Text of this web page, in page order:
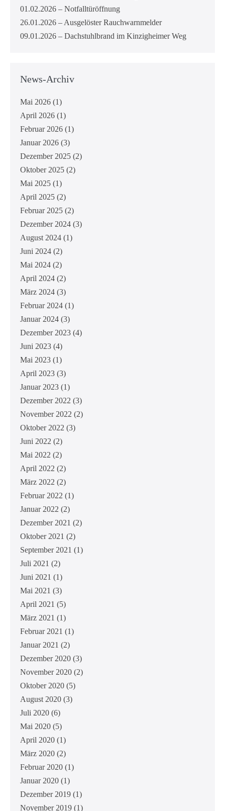
01.02.2026 – Notfalltüröffnung
26.01.2026 – Ausgelöster Rauchwarnmelder
09.01.2026 – Dachstuhlbrand im Kinzigheimer Weg
News-Archiv
Mai 2026 (1)
April 2026 (1)
Februar 2026 (1)
Januar 2026 (3)
Dezember 2025 (2)
Oktober 2025 (2)
Mai 2025 (1)
April 2025 (2)
Februar 2025 (2)
Dezember 2024 (3)
August 2024 (1)
Juni 2024 (2)
Mai 2024 (2)
April 2024 (2)
März 2024 (3)
Februar 2024 (1)
Januar 2024 (3)
Dezember 2023 (4)
Juni 2023 (4)
Mai 2023 (1)
April 2023 (3)
Januar 2023 (1)
Dezember 2022 (3)
November 2022 (2)
Oktober 2022 (3)
Juni 2022 (2)
Mai 2022 (2)
April 2022 (2)
März 2022 (2)
Februar 2022 (1)
Januar 2022 (2)
Dezember 2021 (2)
Oktober 2021 (2)
September 2021 (1)
Juli 2021 (2)
Juni 2021 (1)
Mai 2021 (3)
April 2021 (5)
März 2021 (1)
Februar 2021 (1)
Januar 2021 (2)
Dezember 2020 (3)
November 2020 (2)
Oktober 2020 (5)
August 2020 (3)
Juli 2020 (6)
Mai 2020 (5)
April 2020 (1)
März 2020 (2)
Februar 2020 (1)
Januar 2020 (1)
Dezember 2019 (1)
November 2019 (1)